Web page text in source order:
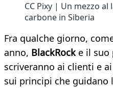
CC Pixy | Un mezzo
carbone in Siberia
Fra qualche giorno,
anno, BlackRock e il suo
scriveranno ai clienti e
sui principi che guidano